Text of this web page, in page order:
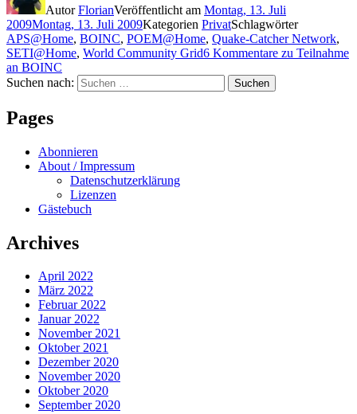
AutorFlorianVeröffentlicht am Montag, 13. Juli
2009Montag, 13. Juli 2009Kategorien PrivatSchlagwörter
APS@Home, BOINC, POEM@Home, Quake-Catcher Network,
SETI@Home, World Community Grid6 Kommentare zu Teilnahme
an BOINC
Suchen nach:
Suchen
Pages
Abonnieren
About / Impressum
Datenschutzerklärung
Lizenzen
Gästebuch
Archives
April 2022
März 2022
Februar 2022
Januar 2022
November 2021
Oktober 2021
Dezember 2020
November 2020
Oktober 2020
September 2020